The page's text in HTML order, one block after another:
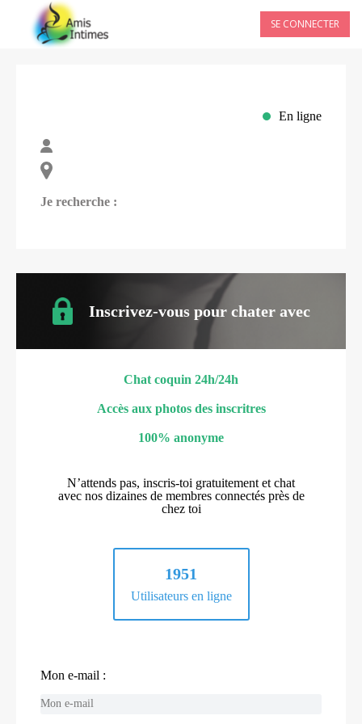
SE CONNECTER
En ligne
Je recherche :
Inscrivez-vous pour chater avec
Chat coquin 24h/24h
Accès aux photos des inscritres
100% anonyme
N’attends pas, inscris-toi gratuitement et chat
avec nos dizaines de membres connectés près de
chez toi
1951
Utilisateurs en ligne
Mon e-mail :